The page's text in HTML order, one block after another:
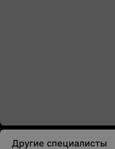
Другие специалисты